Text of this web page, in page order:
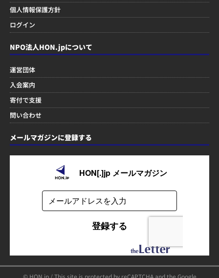
個人情報保護方針
ログイン
NPO法人HON.jpについて
運営団体
入会案内
寄付で支援
問い合わせ
メールマガジンに登録する
© HON.jp / This site is protected by reCAPTCHA and the Google